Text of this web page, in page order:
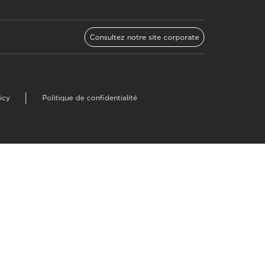
Consultez notre site corporate
Politique de confidentialité